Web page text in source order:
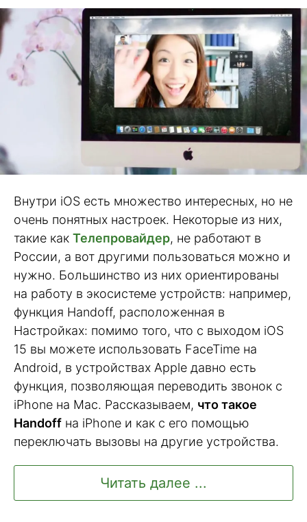
Внутри iOS есть множество интересных, но не
очень понятных настроек. Некоторые из них,
такие как Телепровайдер, не работают в
России, а вот другими пользоваться можно и
нужно. Большинство из них ориентированы
на работу в экосистеме устройств: например,
функция Handoff, расположенная в
Настройках: помимо того, что с выходом iOS
15 вы можете использовать FaceTime на
Android, в устройствах Apple давно есть
функция, позволяющая переводить звонок с
iPhone на Mac. Рассказываем, что такое
Handoff на iPhone и как с его помощью
переключать вызовы на другие устройства.
Читать далее ...